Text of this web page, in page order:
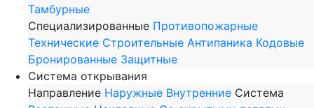
Тамбурные
Специализированные Противопожарные
Технические Строительные Антипаника Кодовые
Бронированные Защитные
Система открывания
Направление Наружные Внутренние Система